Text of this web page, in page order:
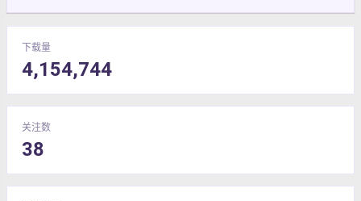
下载量
4,154,744
关注数
38